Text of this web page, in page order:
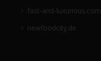
fast-and-luxurious.com
newfoodcity.de